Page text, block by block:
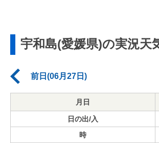
宇和島(愛媛県)の実況天
前日(06月27日)
月日
日の出/入
時